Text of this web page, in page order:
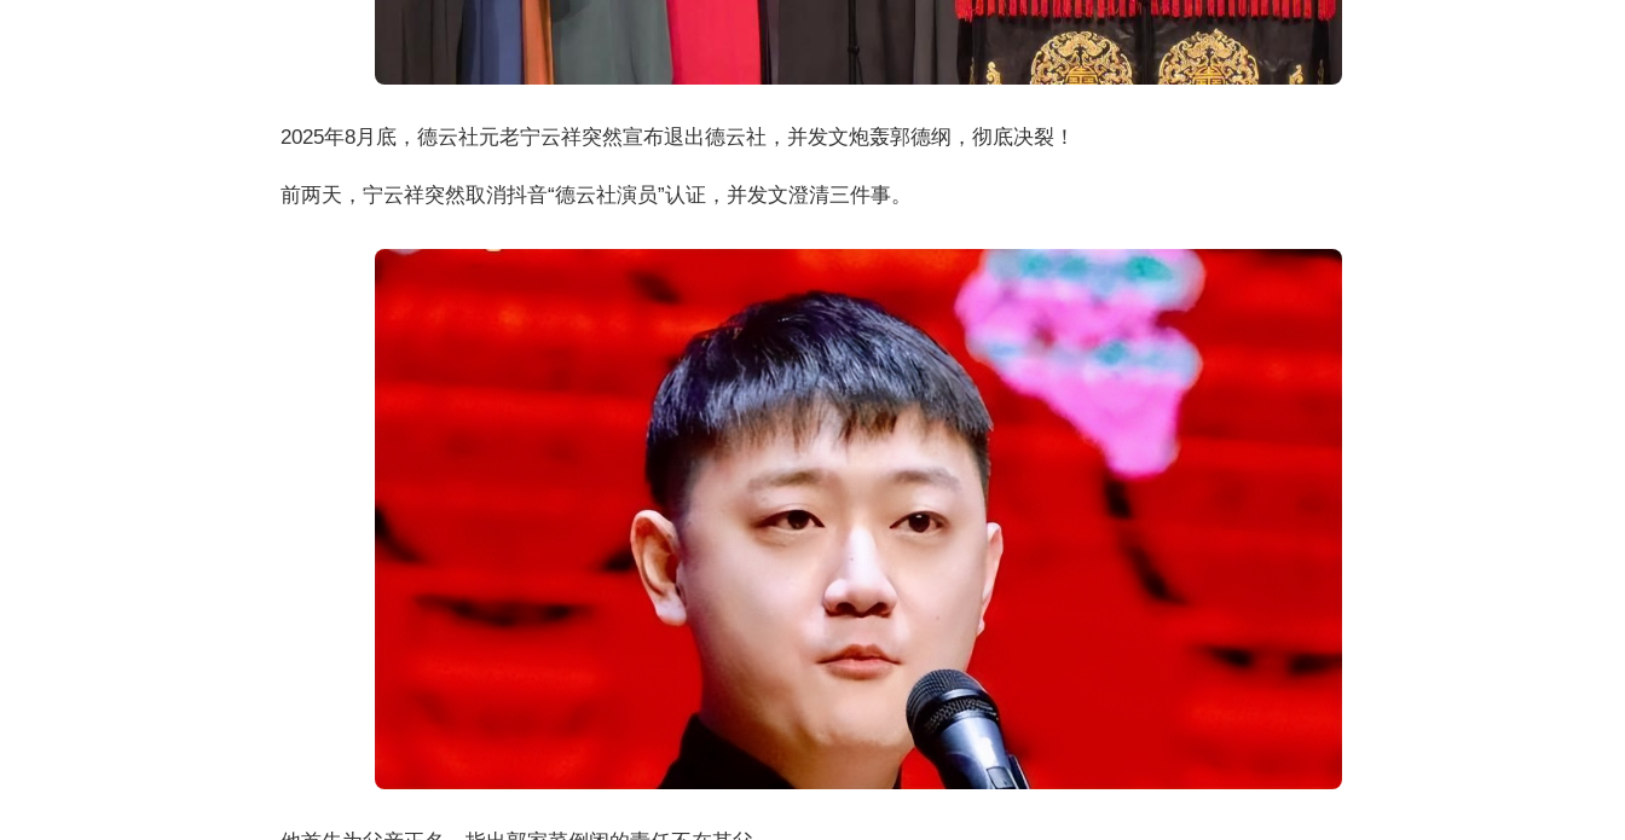
2025年8月底，德云社元老宁云祥突然宣布退出德云社，并发文炮轰郭德纲，彻底决裂！
前两天，宁云祥突然取消抖音“德云社演员”认证，并发文澄清三件事。